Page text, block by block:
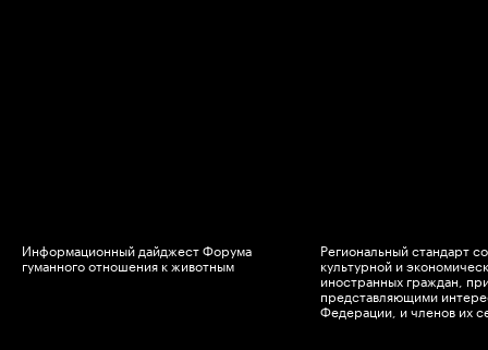
Информационный дайджест Форума
гуманного отношения к животным
Региональный стандарт
культурной и
иностранных граждан,
представляющими
Федерации, и членов их